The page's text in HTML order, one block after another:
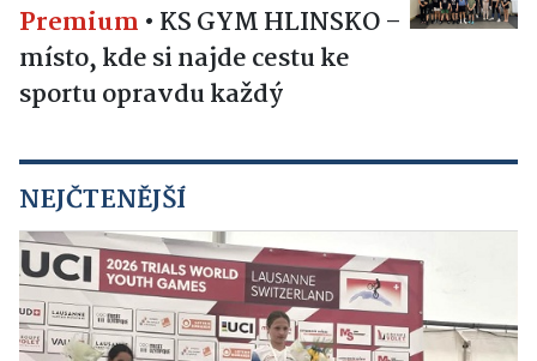
Premium • KS GYM HLINSKO –
místo, kde si najde cestu ke
sportu opravdu každý
NEJČTENĚJŠÍ